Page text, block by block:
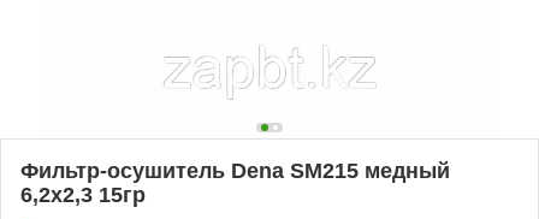
Фильтр-осушитель Dena SM215 медный
6,2х2,3 15гр